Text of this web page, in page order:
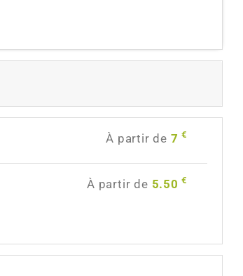
À partir de 7 €
À partir de 5.50 €